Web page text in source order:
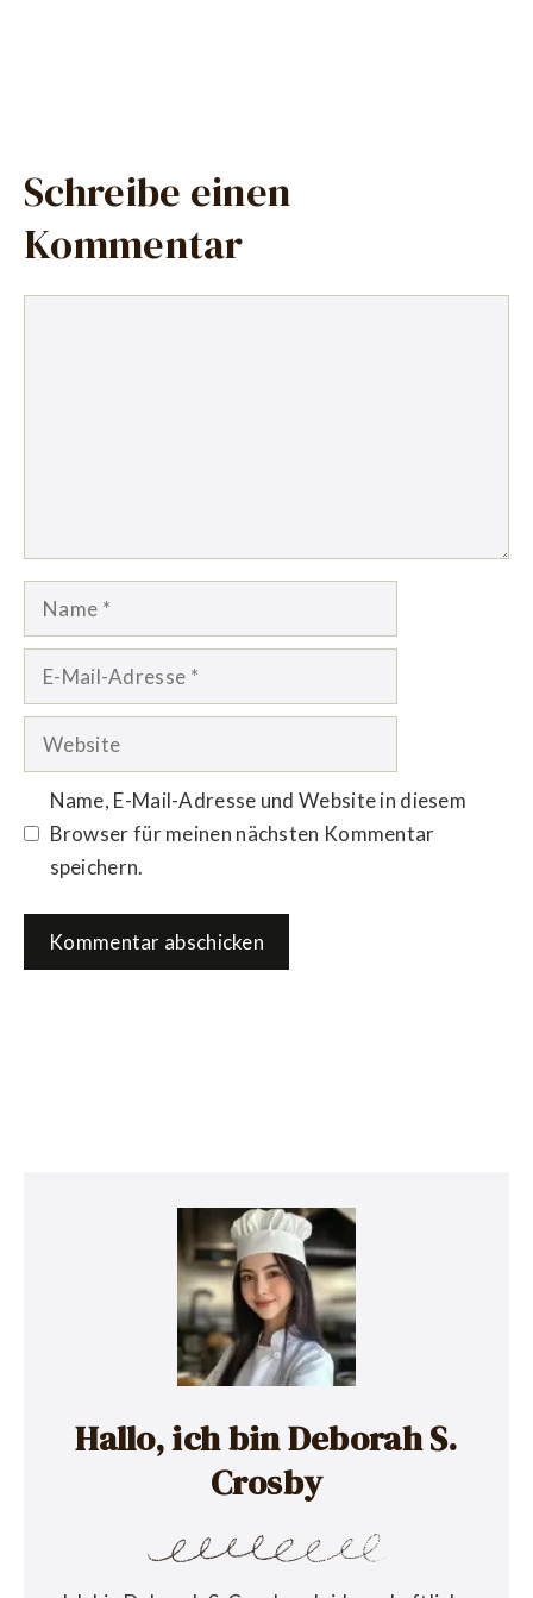
Schreibe einen
Kommentar
Name
Website
Name, E-Mail-Adresse und Website in diesem
Browser für meinen nächsten Kommentar
speichern.
Hallo, ich bin Deborah S.
Crosby